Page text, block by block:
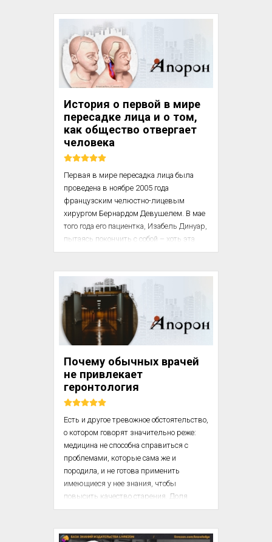
В действительности там потребуются
совершенно банальные навыки: как
поставить катетер, направить пациента
на ЭКГ, выписать лекарство или
заполнить бланк анализа крови, то есть
именно то, чему не учат в университете.
История о первой в мире
пересадке лица и о том,
как общество отвергает
человека
Первая в мире пересадка лица была
проведена в ноябре 2005 года
французским челюстно-лицевым
хирургом Бернардом Девушелем. В мае
того года его пациентка, Изабель Динуар,
пытаясь покончить с собой – хоть эта
версия и оспаривалась членами ее
квартире и приняла большую дозу
лекарств. «После очень неприятной
недели на почве множества личных
неурядиц, – позже рассказывала она, –
я выпила таблетки, чтобы забыться... Я
потеряла сознание и упала на пол,
Ее лабрадор оказался заперт в комнате
вместе ...
Почему обычных врачей
не привлекает
геронтология
Есть и другое тревожное обстоятельство,
о котором говорят значительно реже:
медицина не способна справиться с
проблемами, которые сама же и
породила, и не готова применить
имеющиеся у нее знания, чтобы
повысить качество старения. Доля
пожилых людей в популяции
практикующих дипломированных